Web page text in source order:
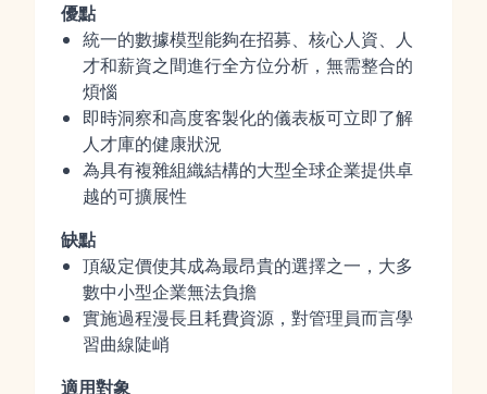
優點
統一的數據模型能夠在招募、核心人資、人
才和薪資之間進行全方位分析，無需整合的
煩惱
即時洞察和高度客製化的儀表板可立即了解
人才庫的健康狀況
為具有複雜組織結構的大型全球企業提供卓
越的可擴展性
缺點
頂級定價使其成為最昂貴的選擇之一，大多
數中小型企業無法負擔
實施過程漫長且耗費資源，對管理員而言學
習曲線陡峭
適用對象